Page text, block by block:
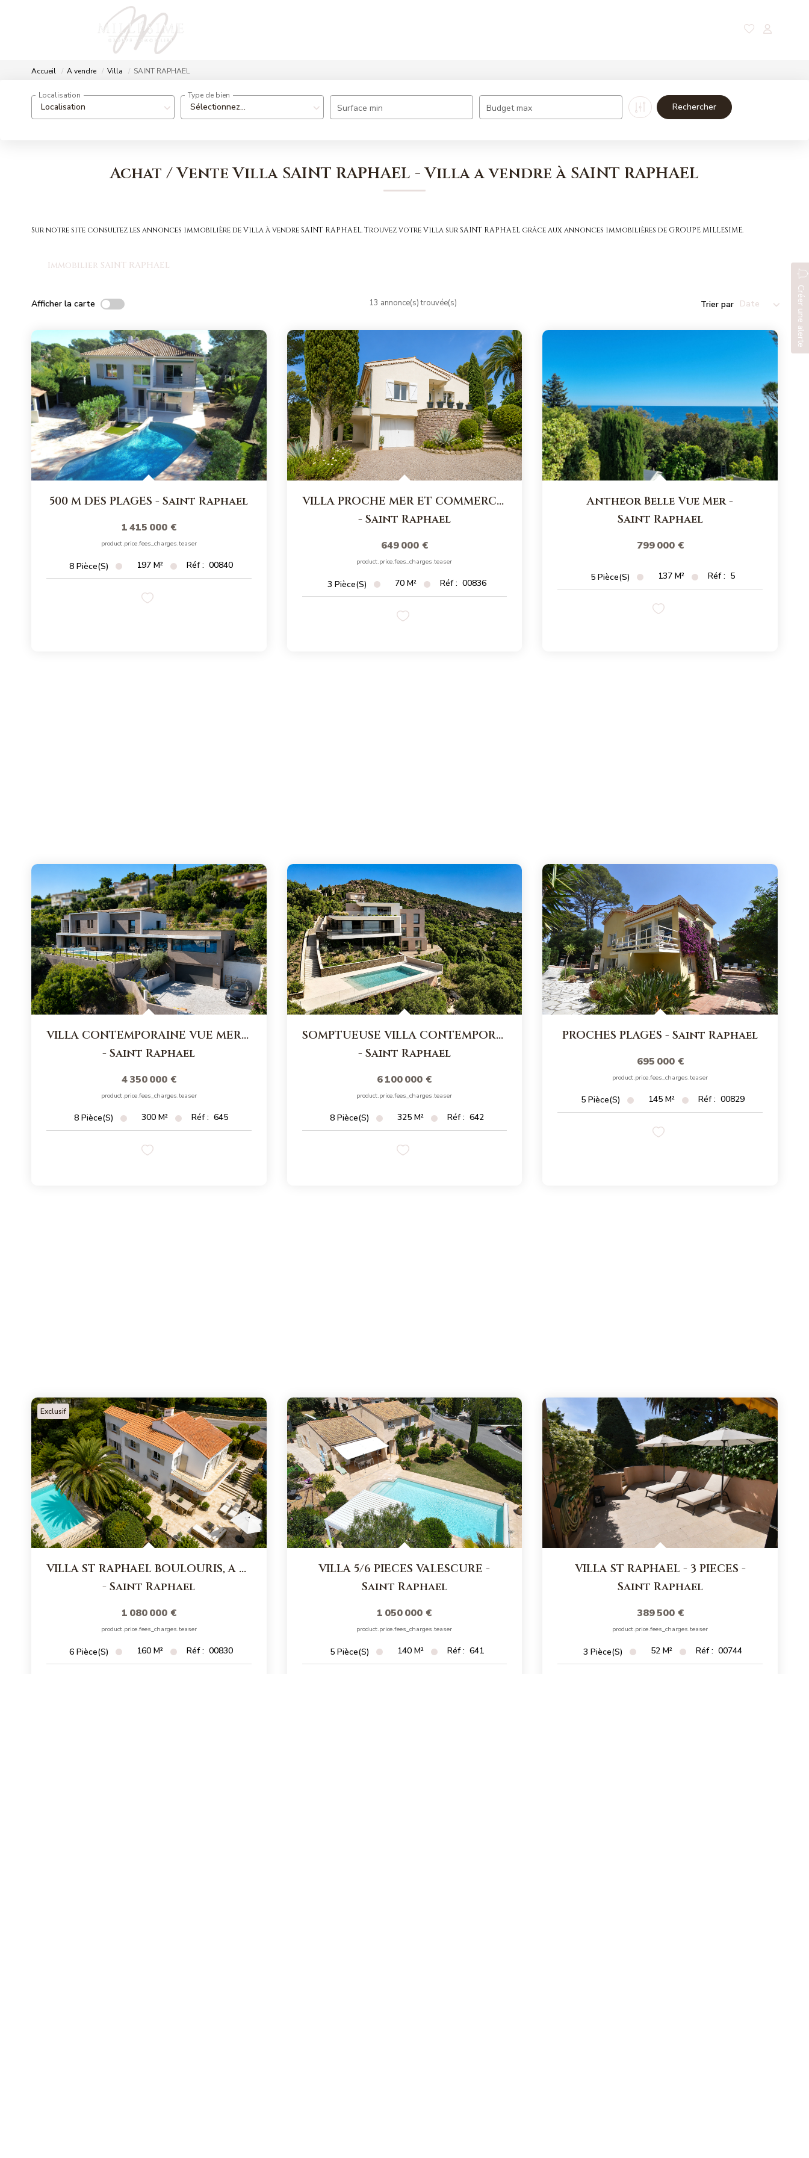
Accueil A vendre Villa SAINT RAPHAEL
Localisation
Localisation
Sélectionnez...
Type de bien
Surface min Budget max
Achat / Vente Villa SAINT RAPHAEL - Villa a vendre à SAINT RAPHAEL
Sur notre site consultez les annonces immobilière de Villa à vendre SAINT RAPHAEL. Trouvez votre Villa sur SAINT RAPHAEL grâce aux annonces immobilières de GROUPE MILLESIME.
Immobilier SAINT RAPHAEL
Créer une alerte
Afficher la carte 13 annonce(s) trouvée(s) Trier par
500 M DES PLAGES -Saint Raphael
1 415 000 €
product.price.fees_charges.teaser
8Pièce(s) 197M² Réf : 00840
VILLA PROCHE MER ET COMMERCES
- Saint Raphael
649 000 €
product.price.fees_charges.teaser
3 Pièce(s) 70 M² Réf : 00836
Antheor Belle Vue Mer -
Saint Raphael
799 000 €
5 Pièce(s) 137 M² Réf : 5
VILLA CONTEMPORAINE VUE MER PANORAMIQUE A AGAY A VENDRE
-Saint Raphael
4 350 000 €
product.price.fees_charges.teaser
8Pièce(s) 300M² Réf : 645
SOMPTUEUSE VILLA CONTEMPORAINE VUE MER IMPRENABLE
- Saint Raphael
6 100 000 €
product.price.fees_charges.teaser
8 Pièce(s) 325 M² Réf : 642
PROCHES PLAGES -Saint Raphael
695 000 €
product.price.fees_charges.teaser
5 Pièce(s) 145 M² Réf : 00829
Exclusif
VILLA ST RAPHAEL BOULOURIS, A PIEDS DES PLAGES
-Saint Raphael
1 080 000 €
product.price.fees_charges.teaser
6Pièce(s) 160M² Réf : 00830
VILLA 5/6 PIECES VALESCURE -
Saint Raphael
1 050 000 €
product.price.fees_charges.teaser
5 Pièce(s) 140 M² Réf : 641
VILLA ST RAPHAEL - 3 PIECES -
Saint Raphael
389 500 €
product.price.fees_charges.teaser
3 Pièce(s) 52 M² Réf : 00744